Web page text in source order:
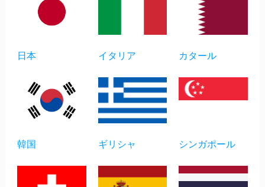
日本 イタリア カタール
韓国 ギリシャ シンガポール